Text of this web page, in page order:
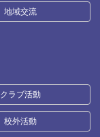
地域交流
クラブ活動
校外活動